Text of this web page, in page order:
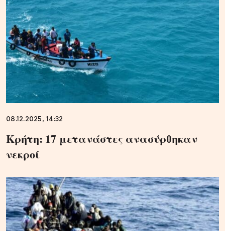
08.12.2025, 14:32
Κρήτη: 17 μετανάστες ανασύρθηκαν
νεκροί